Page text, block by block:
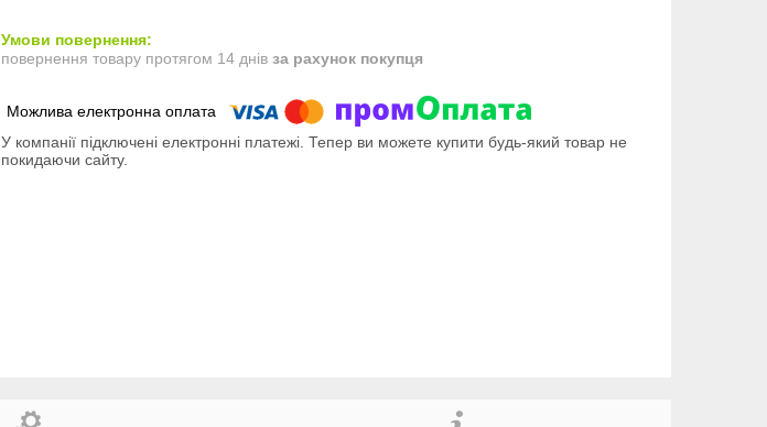
повернення товару протягом 14 днів за рахунок покупця
У компанії підключені електронні платежі. Тепер ви можете купити будь-який товар не
покидаючи сайту.